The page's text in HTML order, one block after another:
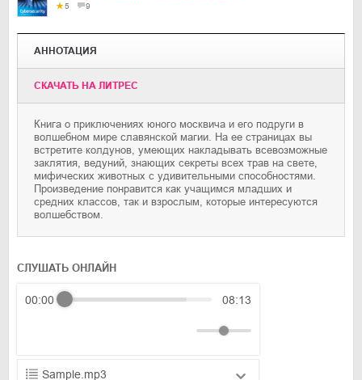
5 9
АННОТАЦИЯ
CКАЧАТЬ НА ЛИТРЕС
Книга о приключениях юного москвича и его подруги в
волшебном мире славянской магии. На ее страницах вы
встретите колдунов, умеющих накладывать всевозможные
заклятия, ведуний, знающих секреты всех трав на свете,
мифических животных с удивительными способностями.
Произведение понравится как учащимся младших и
средних классов, так и взрослым, которые интересуются
волшебством.
СЛУШАТЬ ОНЛАЙН
00:00 08:13
Sample.mp3